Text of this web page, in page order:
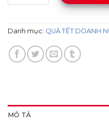
Danh mục: QUÀ TẾT DOANH
MÔ TẢ